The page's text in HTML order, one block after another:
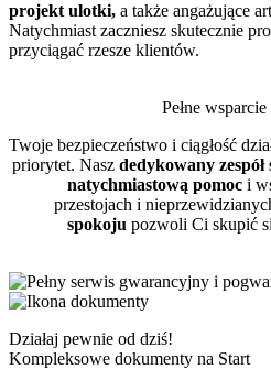
projekt ulotki, a także angażujące
Natychmiast zaczniesz skutecznie
przyciągać rzesze klientów.
Pełne
Twoje bezpieczeństwo i ciągłość
priorytet. Nasz dedykowany
natychmiastową pomoc i
przestojach i
spokoju pozwoli Ci skupić
Działaj pewnie od dziś!
Kompleksowe dokumenty na Start